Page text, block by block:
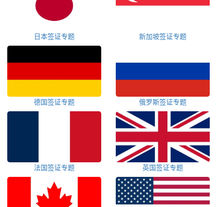
日本签证专题 新加坡签证专题
德国签证专题 俄罗斯签证专题
法国签证专题 英国签证专题